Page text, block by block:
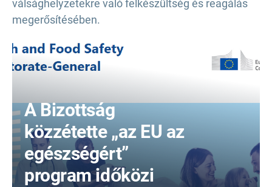
válsághelyzetekre való felkészültség és reagálás
megerősítésében.
A Bizottság
közzétette „az EU az
egészségért”
program időközi